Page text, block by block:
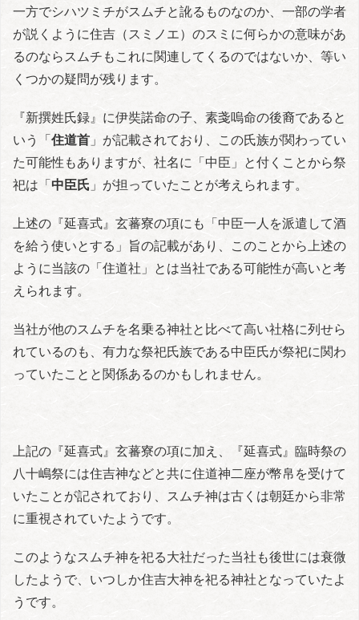
一方でシハツミチがスムチと訛るものなのか、一部の学者
が説くように住吉（スミノエ）のスミに何らかの意味があ
るのならスムチもこれに関連してくるのではないか、等い
くつかの疑問が残ります。
『新撰姓氏録』に伊奘諾命の子、素戔嗚命の後裔であると
いう「住道首 」が記載されており、この氏族が関わってい
た可能性もありますが、社名に「中臣」と付くことから祭
祀は「中臣氏 」が担っていたことが考えられます。
上述の『延喜式』玄蕃寮の項にも「中臣一人を派遣して酒
を給う使いとする」旨の記載があり、このことから上述の
ように当該の「住道社」とは当社である可能性が高いと考
えられます。
当社が他のスムチを名乗る神社と比べて高い社格に列せら
れているのも、有力な祭祀氏族である中臣氏が祭祀に関わ
っていたことと関係あるのかもしれません。
上記の『延喜式』玄蕃寮の項に加え、『延喜式』臨時祭の
八十嶋祭には住吉神などと共に住道神二座が幣帛を受けて
いたことが記されており、スムチ神は古くは朝廷から非常
に重視されていたようです。
このようなスムチ神を祀る大社だった当社も後世には衰微
したようで、いつしか住吉大神を祀る神社となっていたよ
うです。